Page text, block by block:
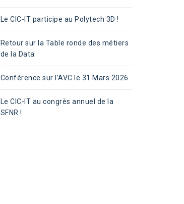
Le CIC-IT participe au Polytech 3D !
Retour sur la Table ronde des métiers
de la Data
Conférence sur l’AVC le 31 Mars 2026
Le CIC-IT au congrès annuel de la
SFNR !